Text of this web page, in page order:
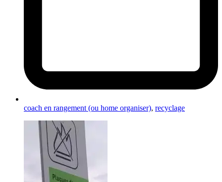
coach en rangement (ou home organiser), recyclage